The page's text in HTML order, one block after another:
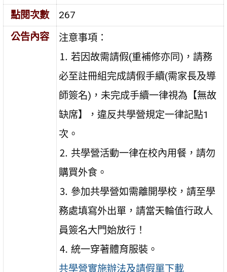
點閱次數
267
公告內容
注意事項：
⒈ 若因故需請假(重補修亦同)，請務
必至註冊組完成請假手續(需家長及導
師簽名)，未完成手續一律視為【無故
缺席】，違反共學營規定一律記點1
次。
⒉ 共學營活動一律在校內用餐，請勿
購買外食。
⒊ 參加共學營如需離開學校，請至學
務處填寫外出單，請當天輪值行政人
員簽名大門始放行！
⒋ 統一穿著體育服裝。
共學營實施辦法及請假單下載